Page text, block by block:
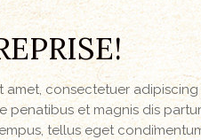
amet, consectetuer
penatibus et magnis dis
tellus eget